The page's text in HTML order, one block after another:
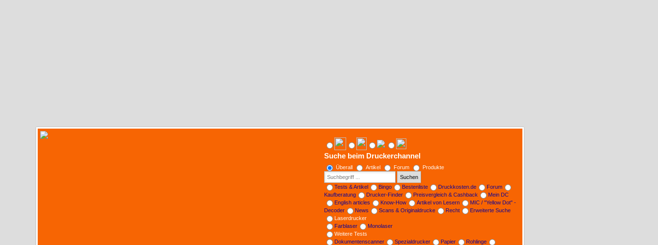
Suche beim Druckerchannel
Überall Artikel Forum
Produkte
Suchen
Tests & Artikel
Bingo Bestenliste Druckkosten.de
Forum
Kaufberatung
Drucker-Finder Preisvergleich & Cashback
Mein DC
English articles
Know-How Artikel von Lesern
MIC / "Yellow Dot" -
Decoder
News Scans & Originaldrucke Recht
Erweiterte Suche
Laserdrucker
Farblaser
Monolaser
Weitere Tests
Dokumentenscanner
Spezialdrucker Papier
Rohlinge